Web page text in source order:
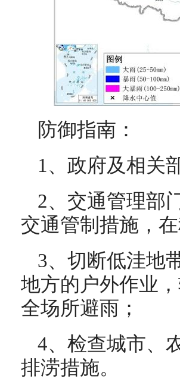
防御指南：
1、政府及相关
2、交通管理部
交通管制措施，
3、切断低洼地
地方的户外作业
全场所避雨；
4、检查城市、
排涝措施。